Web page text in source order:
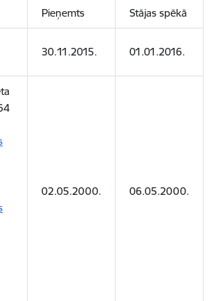
Pieņemts Stājas spēkā
30.11.2015. 01.01.2016.
02.05.2000. 06.05.2000.